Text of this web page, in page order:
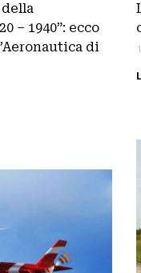
– 1940”: ecco
di